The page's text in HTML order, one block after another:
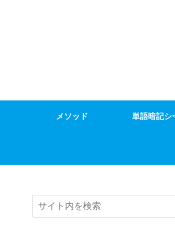
メソッド 単語暗記シ